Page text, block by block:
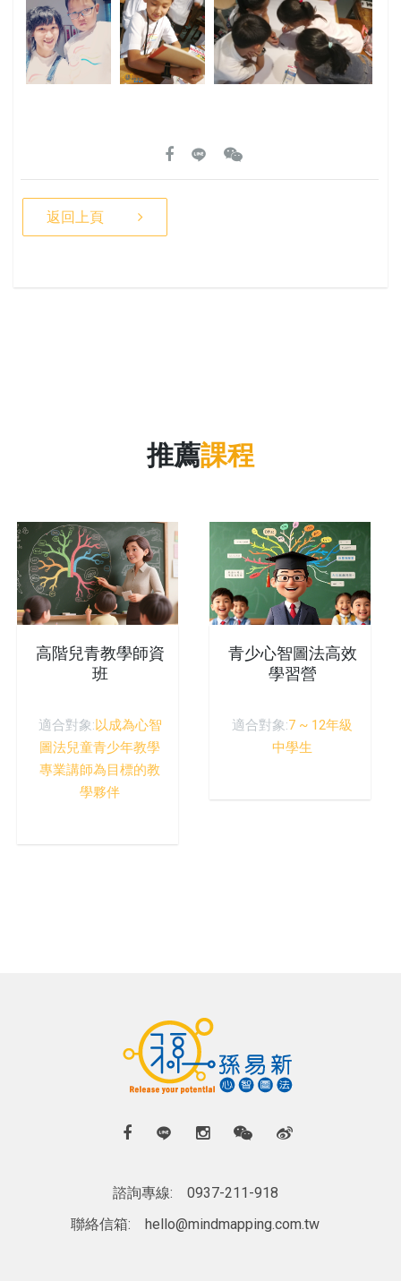
返回上頁
推薦課程
高階兒青教學師資
班
適合對象:以成為心智
圖法兒童青少年教學
專業講師為目標的教
學夥伴
青少心智圖法高效
學習營
適合對象:7 ~ 12年級
中學生
諮詢專線:
0937-211-918
聯絡信箱:
hello@mindmapping.com.tw